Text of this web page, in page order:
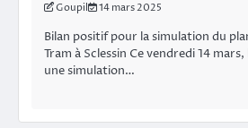
Goupil 14 mars 2025
Bilan positif pour la simulation du
Tram à Sclessin Ce vendredi 14
une simulation…